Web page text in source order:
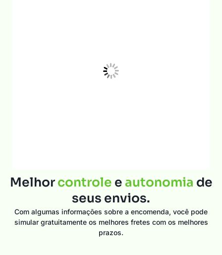
Melhorcontrole e autonomia de
seus envios.
Com algumas informações sobre a encomenda, você pode
simular gratuitamente os melhores fretes com os melhores
prazos.